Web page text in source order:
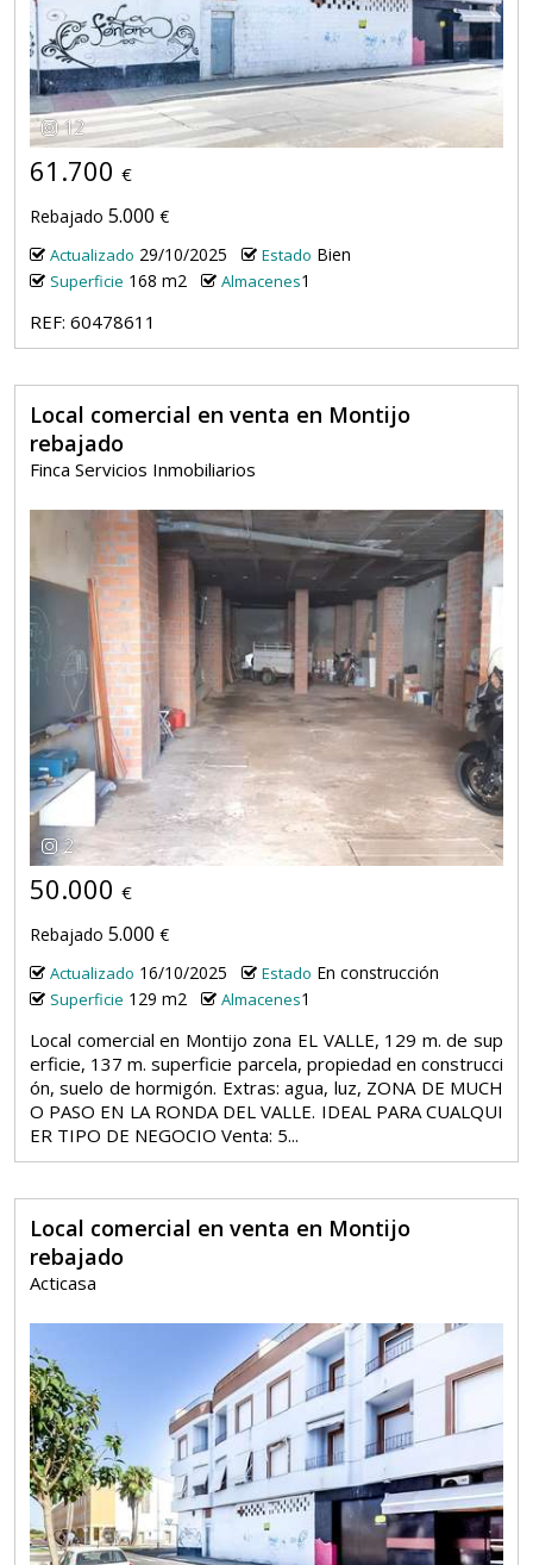
12
61.700 €
Rebajado 5.000 €
Actualizado 29/10/2025 Estado Bien
Superficie 168 m2 Almacenes1
REF: 60478611
Local comercial en venta en Montijo
rebajado
Finca Servicios Inmobiliarios
2
50.000 €
Rebajado 5.000 €
Actualizado 16/10/2025 Estado En construcción
Superficie 129 m2 Almacenes1
Local comercial en Montijo zona EL VALLE, 129 m. de sup
erficie, 137 m. superficie parcela, propiedad en construcci
ón, suelo de hormigón. Extras: agua, luz, ZONA DE MUCH
O PASO EN LA RONDA DEL VALLE. IDEAL PARA CUALQUI
ER TIPO DE NEGOCIO Venta: 5...
Local comercial en venta en Montijo
rebajado
Acticasa